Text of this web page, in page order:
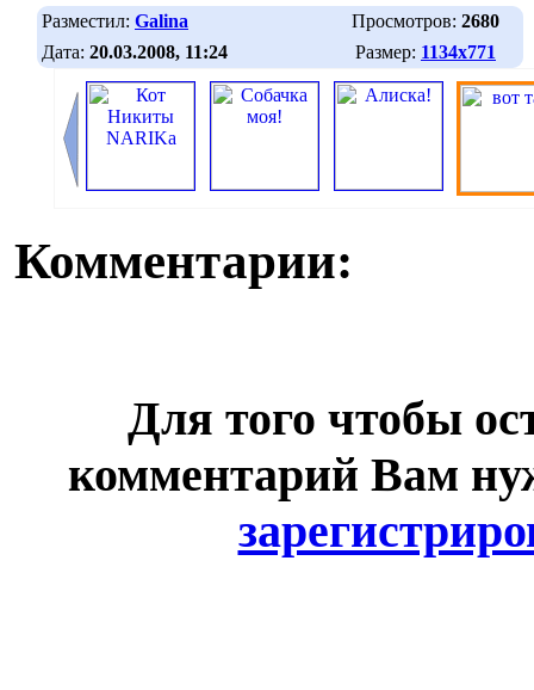
Разместил: Galina Просмотров: 2680
Дата: 20.03.2008, 11:24 Размер: 1134х771
Комментарии:
Для того чтобы
комментарий Вам